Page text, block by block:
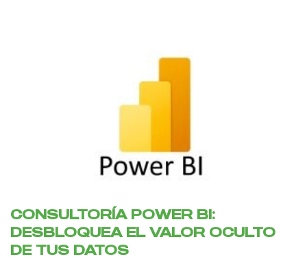
CONSULTORÍA POWER BI:
DESBLOQUEA EL VALOR OCULTO
DE TUS DATOS